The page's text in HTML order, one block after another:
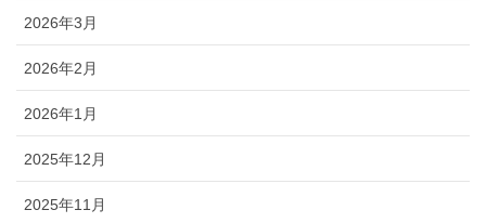
2026年3月
2026年2月
2026年1月
2025年12月
2025年11月